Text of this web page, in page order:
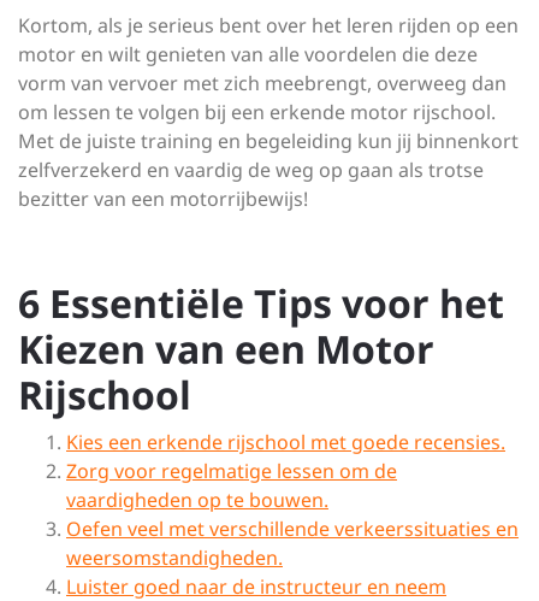
Kortom, als je serieus bent over het leren rijden op een
motor en wilt genieten van alle voordelen die deze
vorm van vervoer met zich meebrengt, overweeg dan
om lessen te volgen bij een erkende motor rijschool.
Met de juiste training en begeleiding kun jij binnenkort
zelfverzekerd en vaardig de weg op gaan als trotse
bezitter van een motorrijbewijs!
6 Essentiële Tips voor het
Kiezen van een Motor
Rijschool
Kies een erkende rijschool met goede recensies.
Zorg voor regelmatige lessen om de
vaardigheden op te bouwen.
Oefen veel met verschillende verkeerssituaties en
weersomstandigheden.
Luister goed naar de instructeur en neem